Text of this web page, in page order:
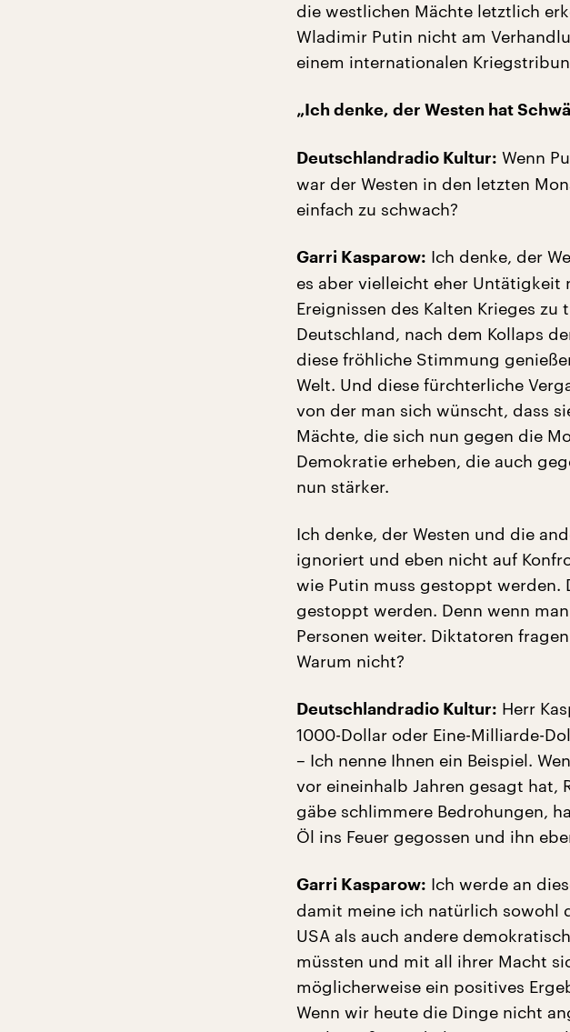
die westlichen Mächte letztlich
Wladimir Putin nicht am
einem internationalen
„Ich denke, der Westen hat
Deutschlandradio Kultur: Wenn
war der Westen in den letzten
einfach zu schwach?
Garri Kasparow: Ich denke, der
es aber vielleicht eher Untätigkeit
Ereignissen des Kalten Krieges
Deutschland, nach dem Kollaps
diese fröhliche Stimmung
Welt. Und diese fürchterliche
von der man sich wünscht, dass
Mächte, die sich nun gegen die
Demokratie erheben, die auch
nun stärker.
Ich denke, der Westen und die
ignoriert und eben nicht auf
wie Putin muss gestoppt werden.
gestoppt werden. Denn wenn
Personen weiter. Diktatoren
Warum nicht?
Deutschlandradio Kultur: Herr
1000-Dollar oder Eine-Milliarde-
– Ich nenne Ihnen ein Beispiel.
vor eineinhalb Jahren gesagt hat,
gäbe schlimmere Bedrohungen,
Öl ins Feuer gegossen und ihn
Garri Kasparow: Ich werde an
damit meine ich natürlich sowohl
USA als auch andere
müssten und mit all ihrer Macht
möglicherweise ein positives
Wenn wir heute die Dinge nicht